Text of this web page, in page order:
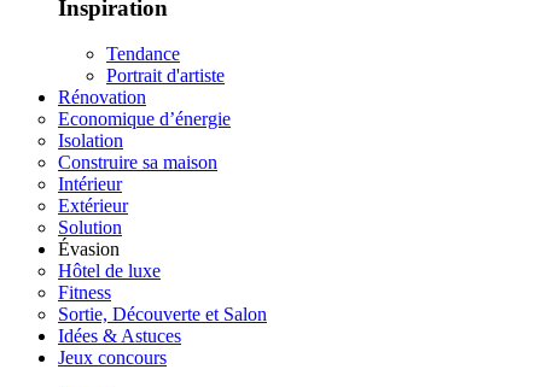
Inspiration
Tendance
Portrait d'artiste
Rénovation
Economique d’énergie
Isolation
Construire sa maison
Intérieur
Extérieur
Solution
Évasion
Hôtel de luxe
Fitness
Sortie, Découverte et Salon
Idées & Astuces
Jeux concours